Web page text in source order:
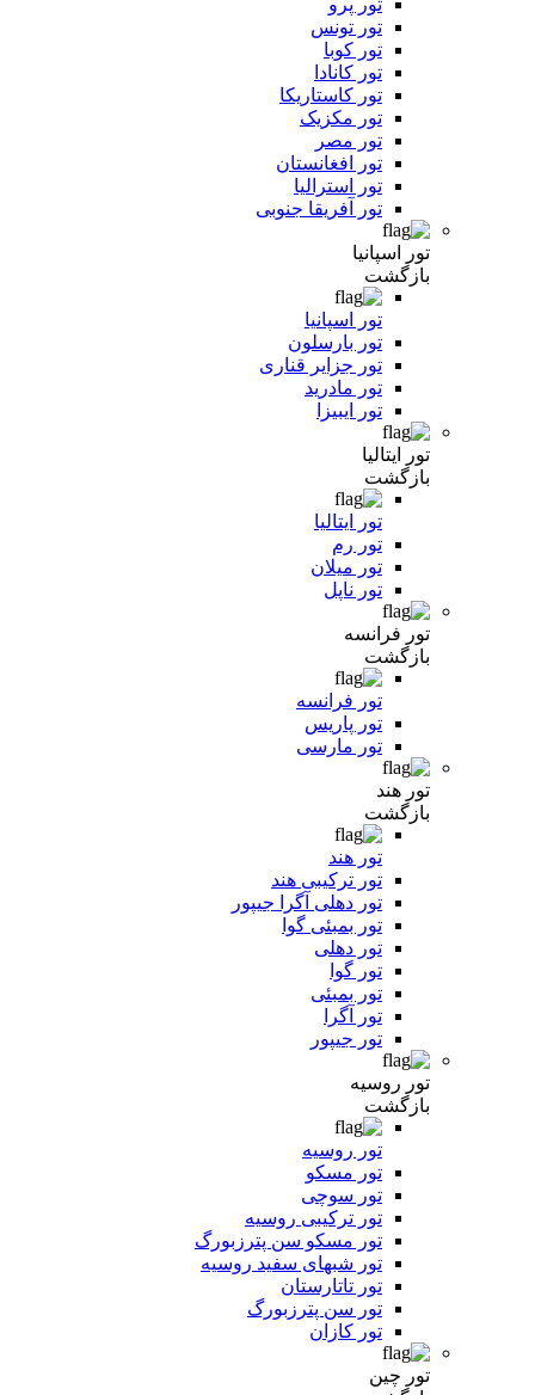
تور پرو
تور تونس
تور کوبا
تور کانادا
تور کاستاریکا
تور مکزیک
تور مصر
تور افغانستان
تور استرالیا
تور آفریقا جنوبی
تور اسپانیا
بازگشت
تور اسپانیا
تور بارسلون
تور جزایر قناری
تور مادرید
تور ایبیزا
تور ایتالیا
بازگشت
تور ایتالیا
تور رم
تور میلان
تور ناپل
تور فرانسه
بازگشت
تور فرانسه
تور پاریس
تور مارسی
تور هند
بازگشت
تور هند
تور ترکیبی هند
تور دهلی آگرا جیپور
تور بمبئی گوا
تور دهلی
تور گوا
تور بمبئی
تور آگرا
تور جیپور
تور روسیه
بازگشت
تور روسیه
تور مسکو
تور سوچی
تور ترکیبی روسیه
تور مسکو سن پترزبورگ
تور شبهای سفید روسیه
تور تاتارستان
تور سن پترزبورگ
تور کازان
تور چین